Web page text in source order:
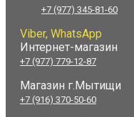
+7 (977) 345-81-60
Viber, WhatsApp
Интернет-магазин
+7 (977) 779-12-87
Магазин г.Мытищи
+7 (916) 370-50-60